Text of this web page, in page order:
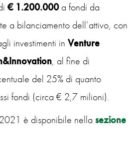
€ 1.200.000a fondi da
a bilanciamento dell’attivo, con
investimenti in Venture
, al fine di
del 25% di quanto
fondi (circa € 2,7 milioni).
è disponibile nella sezione